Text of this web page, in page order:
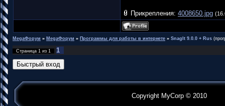
Прикрепления: 4008650.jpg
MegaФорум » MegaФорум » Программы для работы в интернете » SnagIt 9.0.0 + Rus
Страница 1 из 1 1
Copyright MyCorp © 2010